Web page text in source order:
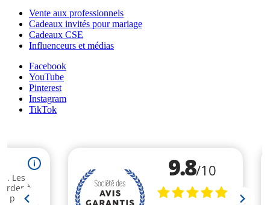
Vente aux professionnels
Cadeaux invités pour mariage
Cadeaux CSE
Influenceurs et médias
Facebook
YouTube
Pinterest
Instagram
TikTok